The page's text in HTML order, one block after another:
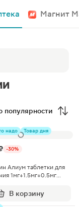
Магнит
популярности
надо Товар дня
-30%
Алиум таблетки для
1мг+1.5мг+0.5мг
В корзину